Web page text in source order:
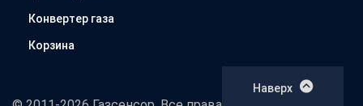
Конвертер газа
Корзина
Наверх